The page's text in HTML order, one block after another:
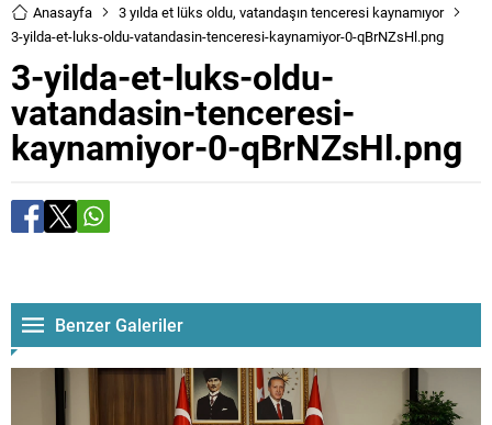
Anasayfa
3 yılda et lüks oldu, vatandaşın tenceresi kaynamıyor
3-yilda-et-luks-oldu-vatandasin-tenceresi-kaynamiyor-0-qBrNZsHl.png
3-yilda-et-luks-oldu-
vatandasin-tenceresi-
kaynamiyor-0-qBrNZsHl.png
Benzer Galeriler